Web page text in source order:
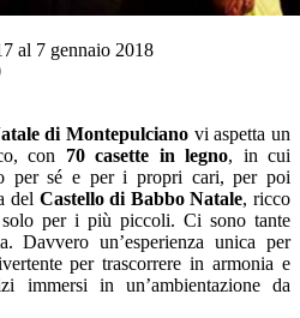
al 7 gennaio 2018
di Montepulciano vi aspetta un
con 70 casette in legno, in cui
per sé e per i propri cari, per poi
del Castello di Babbo Natale, ricco
per i più piccoli. Ci sono tante
Davvero un’esperienza unica per
per trascorrere in armonia e
immersi in un’ambientazione da